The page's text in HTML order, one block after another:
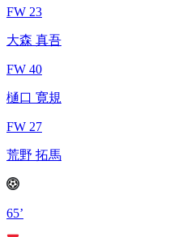
FW 23
大森 真吾
FW 40
樋口 寛規
FW 27
荒野 拓馬
65’